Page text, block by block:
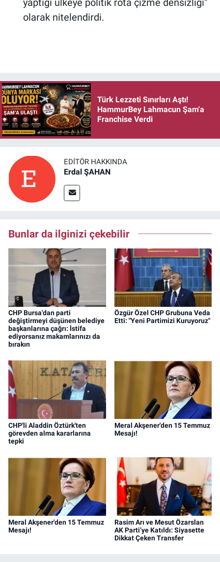
yaptığı ülkeye politik rota çizme densizliği"
olarak nitelendirdi.
Türk Lezzeti Sınırları Aştı!
HammurBey Lahmacun Şam'a
Franchise Verdi
EDITÖR HAKKINDA
Erdal ŞAHAN
Bunlar da ilginizi çekebilir
CHP Bursa'dan parti
değiştirmeyi düşünen belediye
başkanlarına çağrı: İstifa
ediyorsanız makamlarınızı da
bırakın
Özgür Özel CHP Grubuna Veda
Etti: "Yeni Partimizi Kuruyoruz"
CHP'li Aladdin Öztürk'ten
görevden alma kararlarına
tepki
Meral Akşener'den 15 Temmuz
Mesajı!
Meral Akşener'den 15 Temmuz
Mesajı!
Rasim Arı ve Mesut Özarslan
AK Parti’ye Katıldı: Siyasette
Dikkat Çeken Transfer